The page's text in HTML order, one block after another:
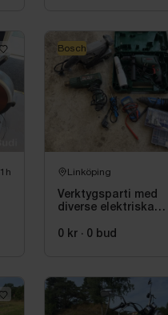
Linköping
Verktygsparti med
diverse elektriska
0 kr · 0 bud
Bosch